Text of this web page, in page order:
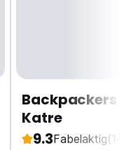
Backpackers
Katre
9.3Fabelaktig